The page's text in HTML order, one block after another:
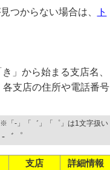
つからない場合は、
ト
」から始まる支店名、
支店の住所や電話番号
※「-」「゛」「゜」は1文字扱い
-゛゜
支店
詳細情報